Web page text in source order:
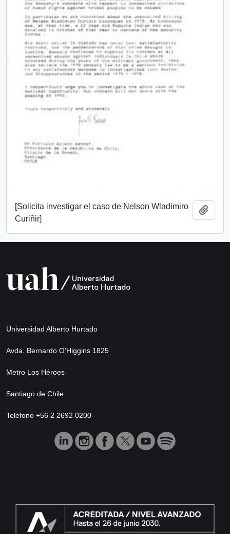
[Solicita investigar el caso de Nelson Wladimiro
Curiñir]
Universidad Alberto Hurtado
Avda. Bernardo O’Higgins 1825
Metro Los Héroes
Santiago de Chile
Teléfono +56 2 2692 0200